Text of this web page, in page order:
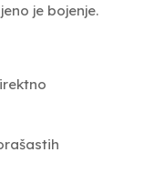
je bojenje.